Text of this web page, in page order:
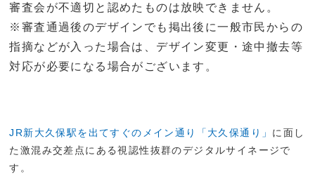
JR新大久保駅を出てすぐのメイン通り「大久保通り」 に面し
た激混み交差点にある視認性抜群のデジタルサイネージで
す。
審査会が不適切と認めたものは放映できません。
※審査通過後のデザインでも掲出後に一般市民からの
指摘などが入った場合は、デザイン変更・途中撤去等
対応が必要になる場合がございます。